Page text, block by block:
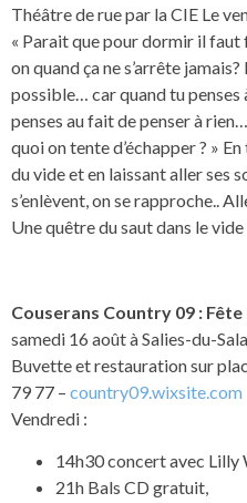
Théâtre de rue par la CIE Le
« Parait que pour dormir il
on quand ça ne s’arrête
possible… car quand tu penses
penses au fait de penser à
quoi on tente d’échapper ? »
du vide et en laissant aller ses
s’enlèvent, on se rapproche..
Une quêtre du saut dans le
Couserans Country 09 : Fête
samedi 16 août à Salies-du-
Buvette et restauration sur
79 77 – country09.wixsite.com
Vendredi :
14h30 concert avec Lilly
21h Bals CD gratuit,